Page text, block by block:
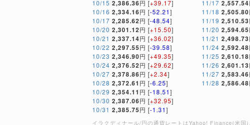
10/15 2,386.36円 [+39.17]
10/16 2,334.16円 [-52.21]
10/17 2,285.62円 [-48.54]
10/20 2,301.12円 [+15.50]
10/21 2,337.14円 [+36.02]
10/22 2,297.55円 [-39.58]
10/23 2,346.90円 [+49.35]
10/24 2,376.52円 [+29.62]
10/27 2,378.86円 [+2.34]
10/28 2,372.61 円 [-6.25]
10/29 2,354.11 円 [-18.51]
10/30 2,387.06円 [+32.95]
10/31 2,385.75円 [-1.31]
11/17 2,557.54
11/18 2,505.80
11/19 2,510.53
11/20 2,594.65
11/21 2,498.73
11/24 2,592.48
11/25 2,610.18
11/26 2,601.13
11/27 2,583.46
11/28 2,586.48
イラクディナール/円の通貨レートはYahoo! Finance(米国